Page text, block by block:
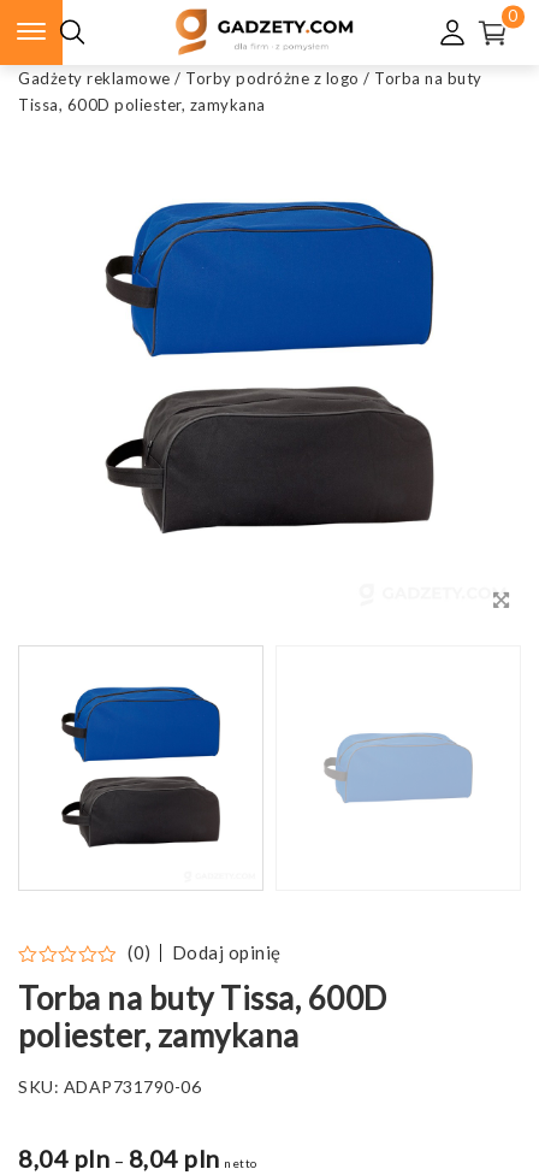
0
Gadżety reklamowe / Torby podróżne z logo / Torba na buty
Tissa, 600D poliester, zamykana
(0) Dodaj opinię
Torba na buty Tissa, 600D
poliester, zamykana
SKU: ADAP731790-06
8,04 pln – 8,04 plnZakres
netto